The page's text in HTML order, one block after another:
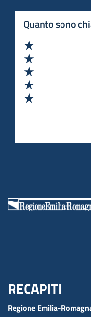
Quanto sono
Menu Footer
RECAPITI
Regione Emilia-